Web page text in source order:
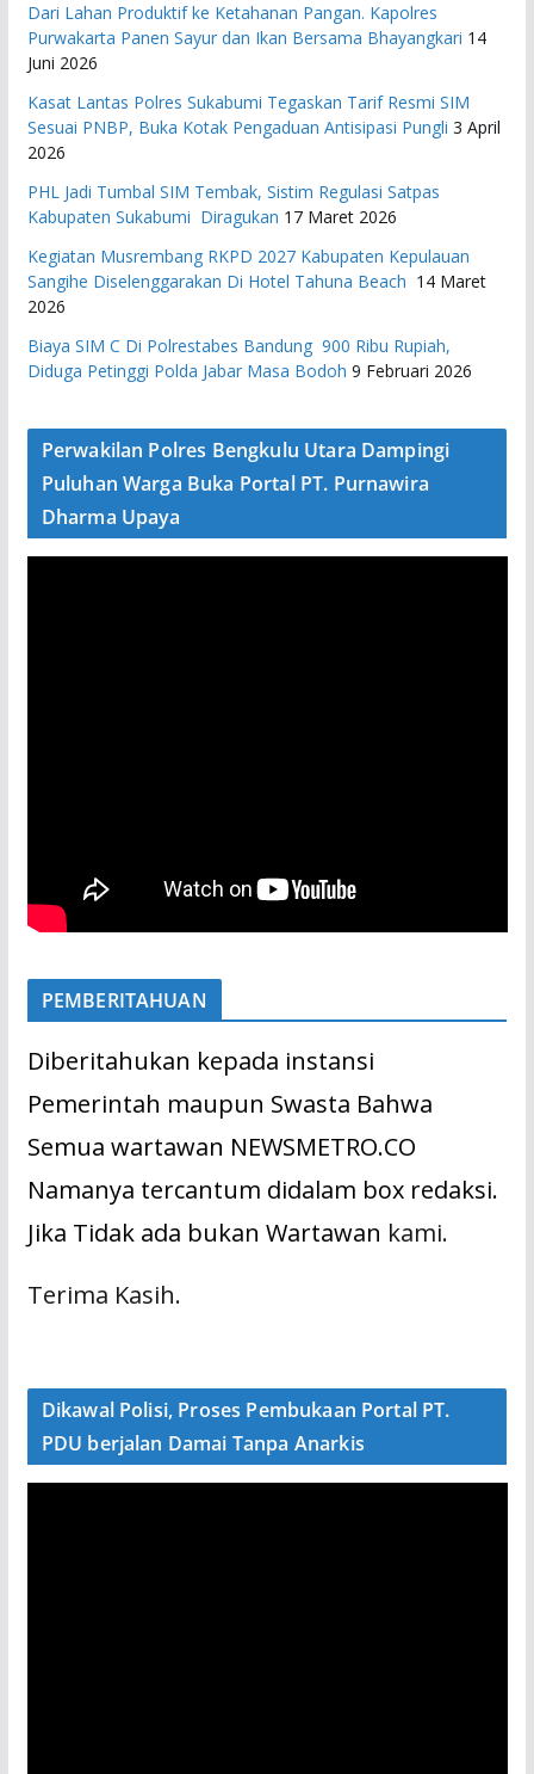
Dari Lahan Produktif ke Ketahanan Pangan. Kapolres
Purwakarta Panen Sayur dan Ikan Bersama Bhayangkari 14
Juni 2026
Kasat Lantas Polres Sukabumi Tegaskan Tarif Resmi SIM
Sesuai PNBP, Buka Kotak Pengaduan Antisipasi Pungli 3 April
2026
PHL Jadi Tumbal SIM Tembak, Sistim Regulasi Satpas
Kabupaten Sukabumi Diragukan 17 Maret 2026
Kegiatan Musrembang RKPD 2027 ​Kabupaten Kepulauan
Sangihe Diselenggarakan Di Hotel Tahuna Beach 14 Maret
2026
Biaya SIM C Di Polrestabes Bandung 900 Ribu Rupiah,
Diduga Petinggi Polda Jabar Masa Bodoh 9 Februari 2026
Perwakilan Polres Bengkulu Utara Dampingi
Puluhan Warga Buka Portal PT. Purnawira
Dharma Upaya
PEMBERITAHUAN
Diberitahukan kepada instansi
Pemerintah maupun Swasta Bahwa
Semua wartawan NEWSMETRO.CO
Namanya tercantum didalam box redaksi.
Jika Tidak ada bukan Wartawan kami.
Terima Kasih.
Dikawal Polisi, Proses Pembukaan Portal PT.
PDU berjalan Damai Tanpa Anarkis